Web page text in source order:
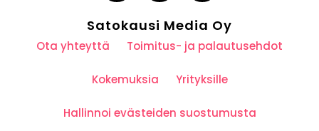
Satokausi Media Oy
Ota yhteyttä Toimitus- ja palautusehdot
Kokemuksia Yrityksille
Hallinnoi evästeiden suostumusta